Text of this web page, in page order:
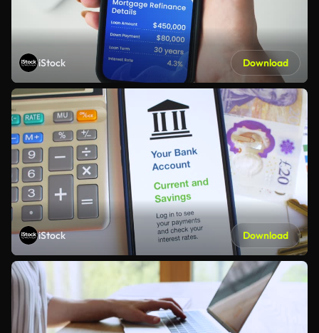
iStock Download
iStock Download